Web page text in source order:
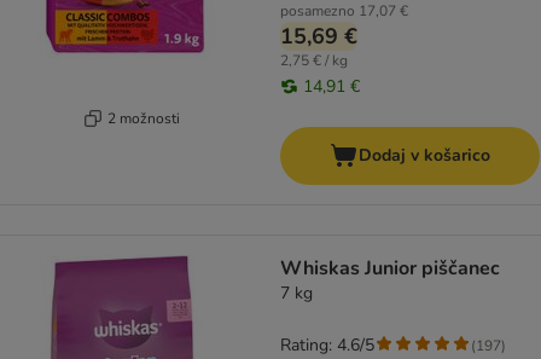
2 možnosti
posamezno 17,07 €
15,69 €
2,75 € / kg
14,91 €
Dodaj v košarico
Whiskas Junior piščanec
7 kg
Rating: 4.6/5 (197)